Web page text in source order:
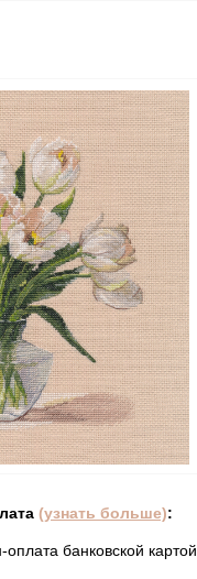
(узнать больше):
оплата банковской картой